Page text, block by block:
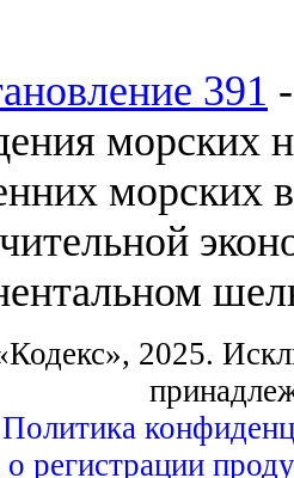
391
морских
морских
2025.
Политика
регистрации